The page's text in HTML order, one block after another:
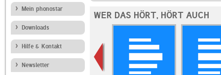
Mein phonostar
Downloads
Hilfe & Kontakt
Newsletter
WER DAS HÖRT, HÖRT AUCH